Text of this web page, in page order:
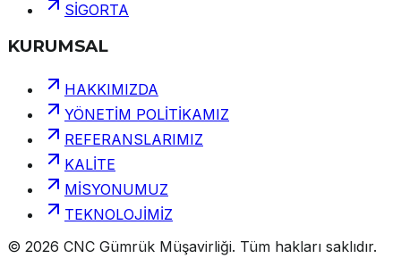
SİGORTA
KURUMSAL
HAKKIMIZDA
YÖNETİM POLİTİKAMIZ
REFERANSLARIMIZ
KALİTE
MİSYONUMUZ
TEKNOLOJİMİZ
© 2026 CNC Gümrük Müşavirliği. Tüm hakları saklıdır.